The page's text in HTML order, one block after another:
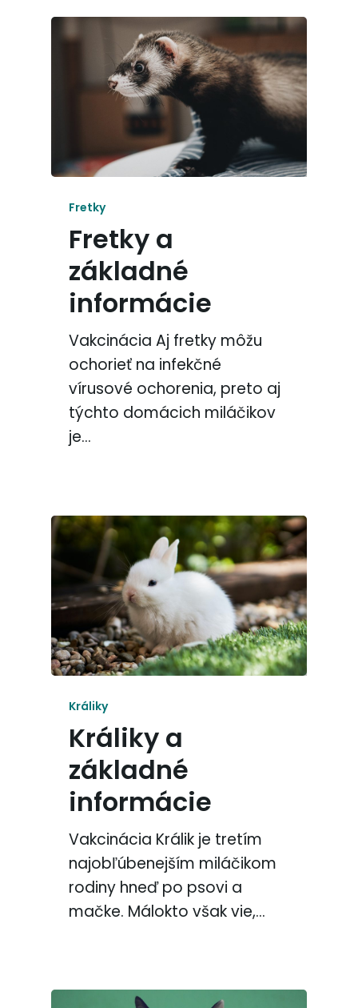
Fretky
Fretky a
základné
informácie
Vakcinácia Aj fretky môžu
ochorieť na infekčné
vírusové ochorenia, preto aj
týchto domácich miláčikov
je…
Králiky
Králiky a
základné
informácie
Vakcinácia Králik je tretím
najobľúbenejším miláčikom
rodiny hneď po psovi a
mačke. Málokto však vie,…